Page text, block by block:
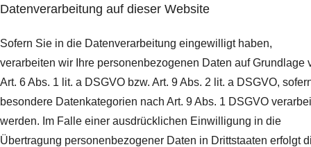
Datenverarbeitung auf dieser Website
Sofern Sie in die Datenverarbeitung eingewilligt haben,
verarbeiten wir Ihre personenbezogenen Daten auf Grundlage
Art. 6 Abs. 1 lit. a DSGVO bzw. Art. 9 Abs. 2 lit. a DSGVO,
besondere Datenkategorien nach Art. 9 Abs. 1 DSGVO
werden. Im Falle einer ausdrücklichen Einwilligung in die
Übertragung personenbezogener Daten in Drittstaaten erfolgt